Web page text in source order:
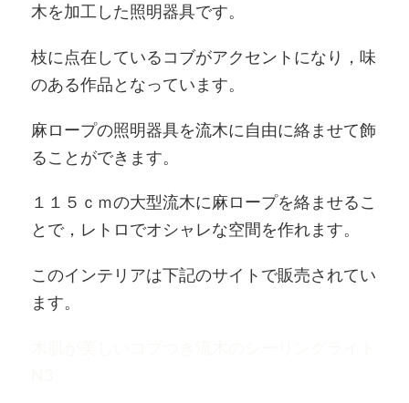
木を加工した照明器具です。
枝に点在しているコブがアクセントになり，味
のある作品となっています。
麻ロープの照明器具を流木に自由に絡ませて飾
ることができます。
１１５ｃｍの大型流木に麻ロープを絡ませるこ
とで，レトロでオシャレな空間を作れます。
このインテリアは下記のサイトで販売されてい
ます。